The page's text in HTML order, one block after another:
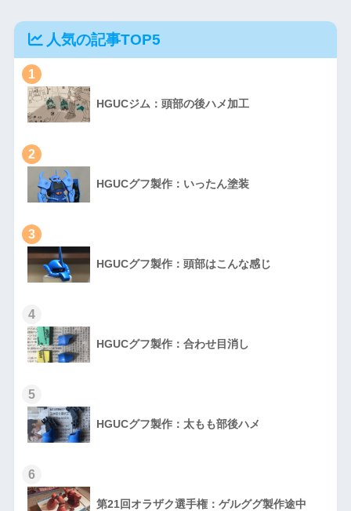
人気の記事TOP5
1
HGUCジム：頭部の後ハメ加工
2
HGUCグフ製作：いったん塗装
3
HGUCグフ製作：頭部はこんな感じ
4
HGUCグフ製作：合わせ目消し
5
HGUCグフ製作：太もも部後ハメ
6
第21回オラザク選手権：ゲルググ製作途中